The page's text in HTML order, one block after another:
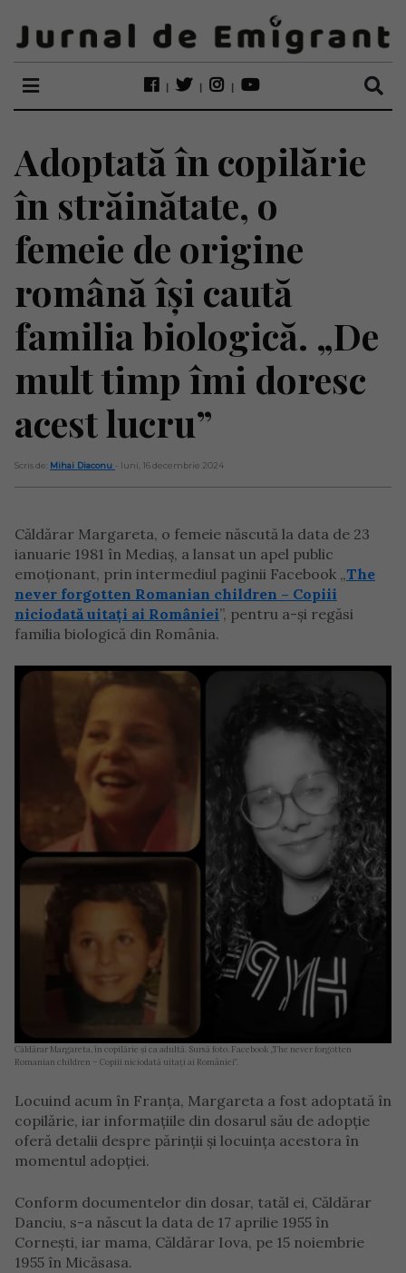
Adoptată în copilărie
în străinătate, o
femeie de origine
română își caută
familia biologică. „De
mult timp îmi doresc
acest lucru”
Scris de: Mihai Diaconu - luni, 16 decembrie 2024
Căldărar Margareta, o femeie născută la data de 23
ianuarie 1981 în Mediaș, a lansat un apel public
emoționant, prin intermediul paginii Facebook „The
never forgotten Romanian children – Copiii
niciodată uitați ai României”, pentru a-și regăsi
familia biologică din România.
Căldărar Margareta, în copilărie și ca adultă. Sursă foto. Facebook „The never forgotten
Romanian children – Copiii niciodată uitați ai României”.
Locuind acum în Franța, Margareta a fost adoptată în
copilărie, iar informațiile din dosarul său de adopție
oferă detalii despre părinții și locuința acestora în
momentul adopției.
Conform documentelor din dosar, tatăl ei, Căldărar
Danciu, s-a născut la data de 17 aprilie 1955 în
Cornești, iar mama, Căldărar Iova, pe 15 noiembrie
1955 în Micăsasa.